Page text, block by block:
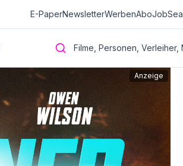
E-PaperNewsletterWerbenAbo
Filme, Personen, Verleiher,
Anzeige